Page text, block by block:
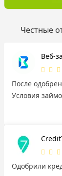
Честные
Веб-
После
Условия
Одобрили